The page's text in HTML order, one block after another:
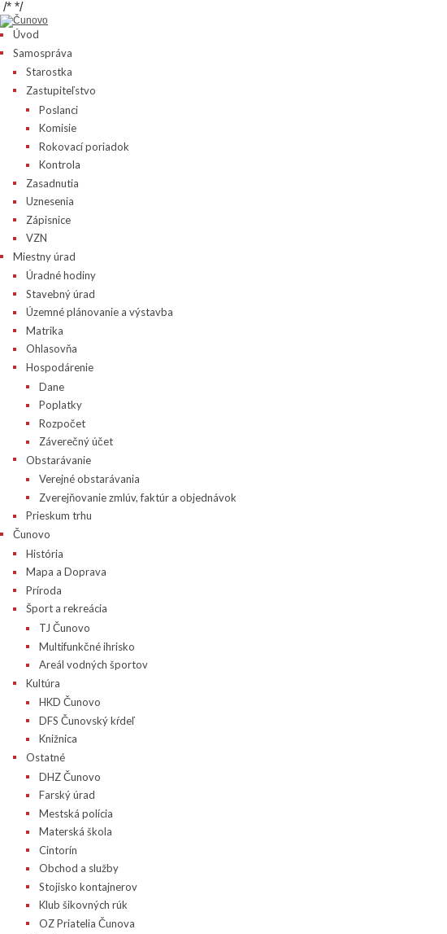
/* */
Úvod
Samospráva
Starostka
Zastupiteľstvo
Poslanci
Komisie
Rokovací poriadok
Kontrola
Zasadnutia
Uznesenia
Zápisnice
VZN
Miestny úrad
Úradné hodiny
Stavebný úrad
Územné plánovanie a výstavba
Matrika
Ohlasovňa
Hospodárenie
Dane
Poplatky
Rozpočet
Záverečný účet
Obstarávanie
Verejné obstarávania
Zverejňovanie zmlúv, faktúr a objednávok
Prieskum trhu
Čunovo
História
Mapa a Doprava
Príroda
Šport a rekreácia
TJ Čunovo
Multifunkčné ihrisko
Areál vodných športov
Kultúra
HKD Čunovo
DFS Čunovský kŕdeľ
Knižnica
Ostatné
DHZ Čunovo
Farský úrad
Mestská polícia
Materská škola
Cintorín
Obchod a služby
Stojisko kontajnerov
Klub šikovných rúk
OZ Priatelia Čunova